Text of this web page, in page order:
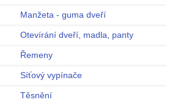
Manžeta - guma dveří
Otevírání dveří, madla, panty
Řemeny
Síťový vypínače
Těsnění